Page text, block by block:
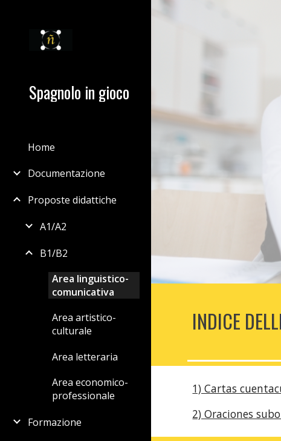
Spagnolo in gioco
Home
Documentazione
Proposte didattiche
A1/A2
B1/B2
Area linguistico-
comunicativa
Area artistico-
culturale
Area letteraria
Area economico-
professionale
Formazione
INDICE
1) Cartas
2) Oraciones